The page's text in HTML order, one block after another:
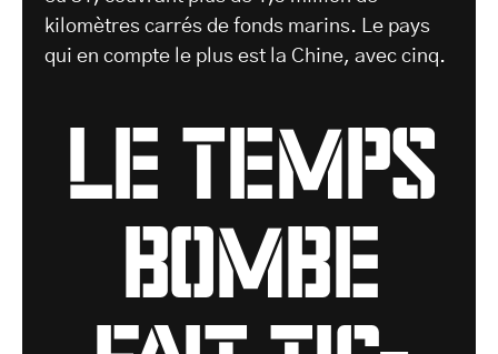
kilomètres carrés de fonds marins. Le pays
qui en compte le plus est la Chine, avec cinq.
le temps
bombe